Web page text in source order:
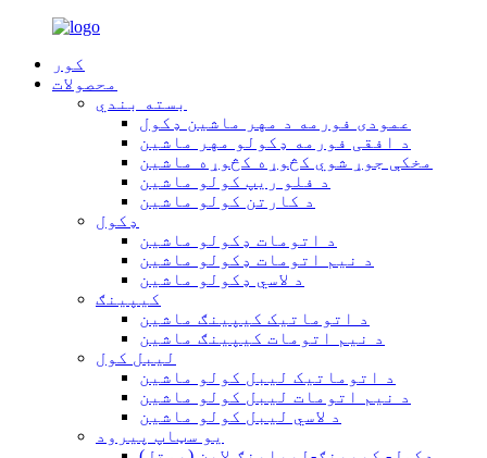
کور
محصولات
بسته بندي
عمودی فورمه د مهر ماشین ډکول
د افقی فورمه ډکولو مهر ماشین
مخکې جوړ شوي کڅوړه کڅوړه ماشین
د فلو ریپ کولو ماشین
د کارتن کولو ماشین
ډکول
د اتومات ډکولو ماشین
د نیم اتومات ډکولو ماشین
د لاسي ډکولو ماشین
کیپینګ
د اتوماتیک کیپینګ ماشین
د نیم اتومات کیپینګ ماشین
لیبل کول
د اتوماتیک لیبل کولو ماشین
د نیم اتومات لیبل کولو ماشین
د لاسي لیبل کولو ماشین
یو سټاپ پیرود